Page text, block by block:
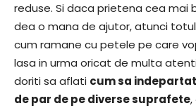
reduse. Si daca prietena cea mai
dea o mana de ajutor, atunci
cum ramane cu petele pe care
lasa in urma oricat de multa
doriti sa aflati cum sa
de par de pe diverse suprafete,